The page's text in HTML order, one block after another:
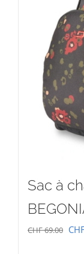
Sac à
CHF69.00 Le